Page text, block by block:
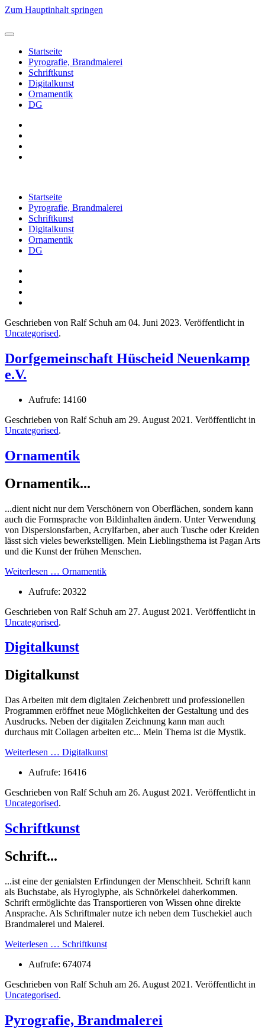
Zum Hauptinhalt springen
Startseite
Pyrografie, Brandmalerei
Schriftkunst
Digitalkunst
Ornamentik
DG
Startseite
Pyrografie, Brandmalerei
Schriftkunst
Digitalkunst
Ornamentik
DG
Geschrieben von Ralf Schuh am 04. Juni 2023. Veröffentlicht in
Uncategorised.
Dorfgemeinschaft Hüscheid Neuenkamp
e.V.
Aufrufe: 14160
Geschrieben von Ralf Schuh am 29. August 2021 . Veröffentlicht in
Uncategorised.
Ornamentik
Ornamentik...
...dient nicht nur dem Verschönern von Oberflächen, sondern kann
auch die Formsprache von Bildinhalten ändern. Unter Verwendung
von Dispersionsfarben, Acrylfarben, aber auch Tusche oder Kreiden
lässt sich vieles bewerkstelligen. Mein Lieblingsthema ist Pagan Arts
und die Kunst der frühen Menschen.
Weiterlesen … Ornamentik
Aufrufe: 20322
Geschrieben von Ralf Schuh am 27. August 2021 . Veröffentlicht in
Uncategorised.
Digitalkunst
Digitalkunst
Das Arbeiten mit dem digitalen Zeichenbrett und professionellen
Programmen eröffnet neue Möglichkeiten der Gestaltung und des
Ausdrucks. Neben der digitalen Zeichnung kann man auch
durchaus mit Collagen arbeiten etc... Mein Thema ist die Mystik.
Weiterlesen … Digitalkunst
Aufrufe: 16416
Geschrieben von Ralf Schuh am 26. August 2021 . Veröffentlicht in
Uncategorised.
Schriftkunst
Schrift...
...ist eine der genialsten Erfindungen der Menschheit. Schrift kann
als Buchstabe, als Hyroglyphe, als Schnörkelei daherkommen.
Schrift ermöglichte das Transportieren von Wissen ohne direkte
Ansprache. Als Schriftmaler nutze ich neben dem Tuschekiel auch
Brandmalerei und Malerei.
Weiterlesen … Schriftkunst
Aufrufe: 674074
Geschrieben von Ralf Schuh am 26. August 2021 . Veröffentlicht in
Uncategorised.
Pyrografie, Brandmalerei